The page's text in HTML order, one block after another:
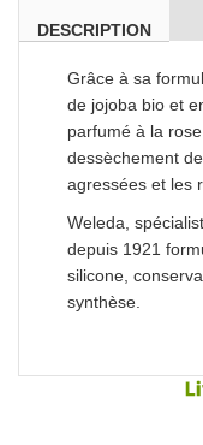
DESCRIPTION
Grâce à sa
de jojoba bio et
parfumé à la
dessèchement
agressées et les
Weleda,
depuis 1921
silicone,
synthèse.